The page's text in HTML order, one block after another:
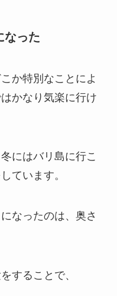
なった
か特別なことによ
かなり気楽に行け
にはバリ島に行こ
ています。
なったのは、奥さ
することで、